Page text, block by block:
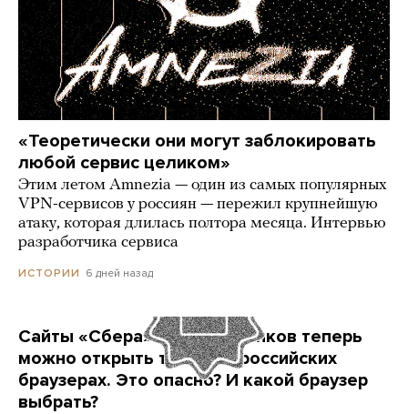
«Теоретически они могут заблокировать
любой сервис целиком»
Этим летом Amnezia — один из самых популярных
VPN-сервисов у россиян — пережил крупнейшую
атаку, которая длилась полтора месяца. Интервью
разработчика сервиса
ИСТОРИИ 6 дней назад
Сайты «Сбера» и других банков теперь
можно открыть только в российских
браузерах. Это опасно? И какой браузер
выбрать?